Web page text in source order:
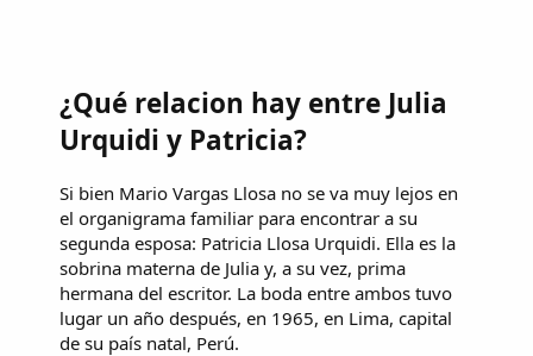
¿Qué relacion hay entre Julia
Urquidi y Patricia?
Si bien Mario Vargas Llosa no se va muy lejos en
el organigrama familiar para encontrar a su
segunda esposa: Patricia Llosa Urquidi. Ella es la
sobrina materna de Julia y, a su vez, prima
hermana del escritor. La boda entre ambos tuvo
lugar un año después, en 1965, en Lima, capital
de su país natal, Perú.